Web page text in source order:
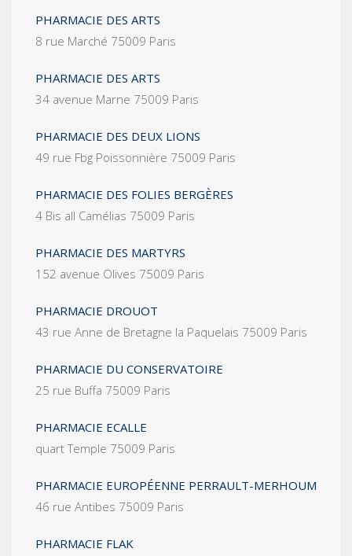
PHARMACIE DES ARTS
8 rue Marché 75009 Paris
PHARMACIE DES ARTS
34 avenue Marne 75009 Paris
PHARMACIE DES DEUX LIONS
49 rue Fbg Poissonnière 75009 Paris
PHARMACIE DES FOLIES BERGÈRES
4 Bis all Camélias 75009 Paris
PHARMACIE DES MARTYRS
152 avenue Olives 75009 Paris
PHARMACIE DROUOT
43 rue Anne de Bretagne la Paquelais 75009 Paris
PHARMACIE DU CONSERVATOIRE
25 rue Buffa 75009 Paris
PHARMACIE ECALLE
quart Temple 75009 Paris
PHARMACIE EUROPÉENNE PERRAULT-MERHOUM
46 rue Antibes 75009 Paris
PHARMACIE FLAK